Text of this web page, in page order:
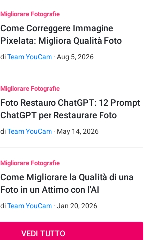
Migliorare Fotografie
Come Correggere Immagine
Pixelata: Migliora Qualità Foto
diTeam YouCam ·Aug 5,2026
Migliorare Fotografie
Foto Restauro ChatGPT: 12 Prompt
ChatGPT per Restaurare Foto
diTeam YouCam · May 14,2026
Migliorare Fotografie
Come Migliorare la Qualità di una
Foto in un Attimo con l'AI
diTeam YouCam ·Jan 20,2026
VEDI TUTTO